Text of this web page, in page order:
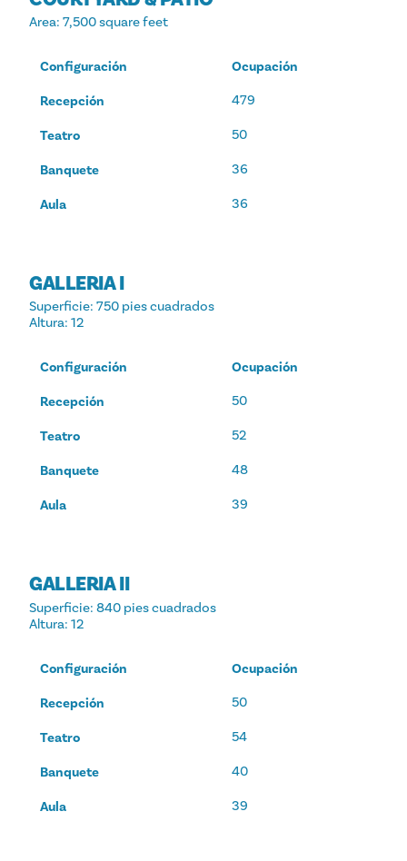
Area: 7,500 square feet
Configuración Ocupación
Recepción 479
Teatro 50
Banquete 36
Aula 36
GALLERIA I
Superficie: 750 pies cuadrados
Altura: 12
Configuración Ocupación
Recepción 50
Teatro 52
Banquete 48
Aula 39
GALLERIA II
Superficie: 840 pies cuadrados
Altura: 12
Configuración Ocupación
Recepción 50
Teatro 54
Banquete 40
Aula 39